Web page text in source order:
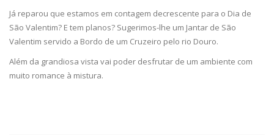
Já reparou que estamos em contagem decrescente para o Dia de
São Valentim? E tem planos? Sugerimos-lhe um Jantar de São
Valentim servido a Bordo de um Cruzeiro pelo rio Douro.
Além da grandiosa vista vai poder desfrutar de um ambiente com
muito romance à mistura.